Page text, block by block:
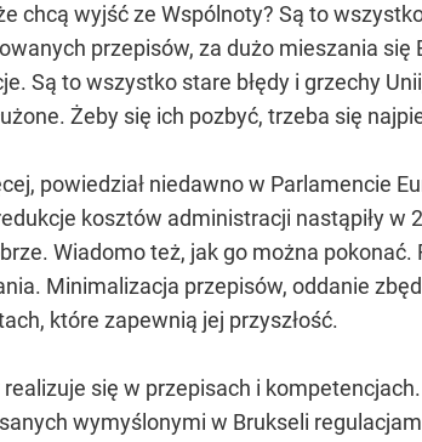
chcą wyjść ze Wspólnoty? Są to
przepisów, za dużo mieszania się
Są to wszystko stare błędy i grzechy
Żeby się ich pozbyć, trzeba się
powiedział niedawno w Parlamencie
kosztów administracji nastąpiły w
Wiadomo też, jak go można
Minimalizacja przepisów, oddanie
które zapewnią jej przyszłość.
się w przepisach i
wymyślonymi w Brukseli